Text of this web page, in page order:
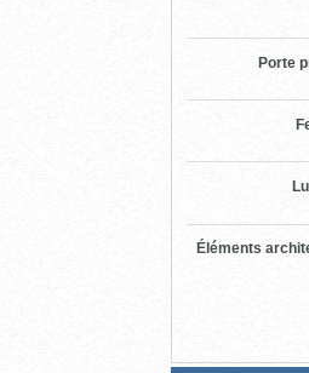
Porte
Éléments